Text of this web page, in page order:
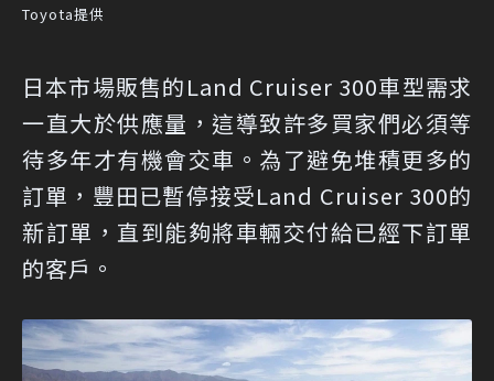
Toyota提供
日本市場販售的Land Cruiser 300車型需求
一直大於供應量，這導致許多買家們必須等
待多年才有機會交車。為了避免堆積更多的
訂單，豐田已暫停接受Land Cruiser 300的
新訂單，直到能夠將車輛交付給已經下訂單
的客戶。